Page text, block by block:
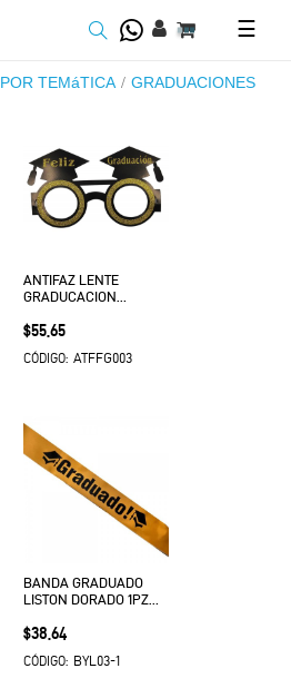
☰
POR TEMáTICA GRADUACIONES
ANTIFAZ LENTE
GRADUCACION
Precio
$55.65
CÓDIGO: ATFFG003
BANDA GRADUADO
LISTON DORADO 1PZ
Precio
$38.64
CÓDIGO: BYL03-1